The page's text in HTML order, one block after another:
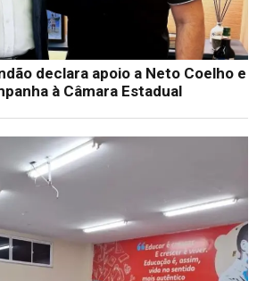
declara apoio a Neto Coelho e
à Câmara Estadual